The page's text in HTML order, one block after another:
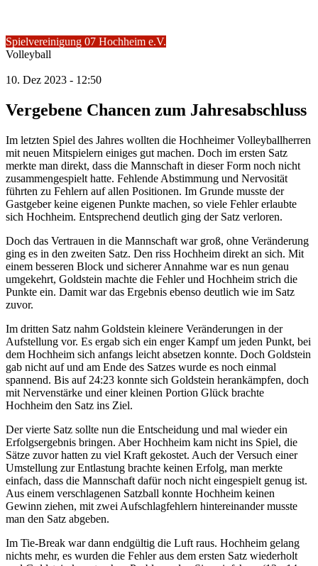
Spielvereinigung 07 Hochheim e.V.
Volleyball
10. Dez 2023 - 12:50
Vergebene Chancen zum Jahresabschluss
Im letzten Spiel des Jahres wollten die Hochheimer Volleyballherren
mit neuen Mitspielern einiges gut machen. Doch im ersten Satz
merkte man direkt, dass die Mannschaft in dieser Form noch nicht
zusammengespielt hatte. Fehlende Abstimmung und Nervosität
führten zu Fehlern auf allen Positionen. Im Grunde musste der
Gastgeber keine eigenen Punkte machen, so viele Fehler erlaubte
sich Hochheim. Entsprechend deutlich ging der Satz verloren.
Doch das Vertrauen in die Mannschaft war groß, ohne Veränderung
ging es in den zweiten Satz. Den riss Hochheim direkt an sich. Mit
einem besseren Block und sicherer Annahme war es nun genau
umgekehrt, Goldstein machte die Fehler und Hochheim strich die
Punkte ein. Damit war das Ergebnis ebenso deutlich wie im Satz
zuvor.
Im dritten Satz nahm Goldstein kleinere Veränderungen in der
Aufstellung vor. Es ergab sich ein enger Kampf um jeden Punkt, bei
dem Hochheim sich anfangs leicht absetzen konnte. Doch Goldstein
gab nicht auf und am Ende des Satzes wurde es noch einmal
spannend. Bis auf 24:23 konnte sich Goldstein herankämpfen, doch
mit Nervenstärke und einer kleinen Portion Glück brachte
Hochheim den Satz ins Ziel.
Der vierte Satz sollte nun die Entscheidung und mal wieder ein
Erfolgsergebnis bringen. Aber Hochheim kam nicht ins Spiel, die
Sätze zuvor hatten zu viel Kraft gekostet. Auch der Versuch einer
Umstellung zur Entlastung brachte keinen Erfolg, man merkte
einfach, dass die Mannschaft dafür noch nicht eingespielt genug ist.
Aus einem verschlagenen Satzball konnte Hochheim keinen
Gewinn ziehen, mit zwei Aufschlagfehlern hintereinander musste
man den Satz abgeben.
Im Tie-Break war dann endgültig die Luft raus. Hochheim gelang
nichts mehr, es wurden die Fehler aus dem ersten Satz wiederholt